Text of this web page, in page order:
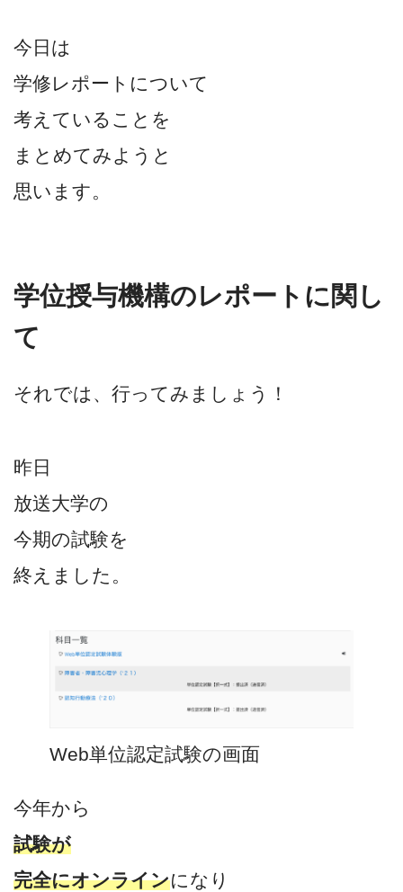
今日は
学修レポートについて
考えていることを
まとめてみようと
思います。
学位授与機構のレポートに関し
て
それでは、行ってみましょう！
昨日
放送大学の
今期の試験を
終えました。
Web単位認定試験の画面
今年から
試験が
完全にオンラインになり